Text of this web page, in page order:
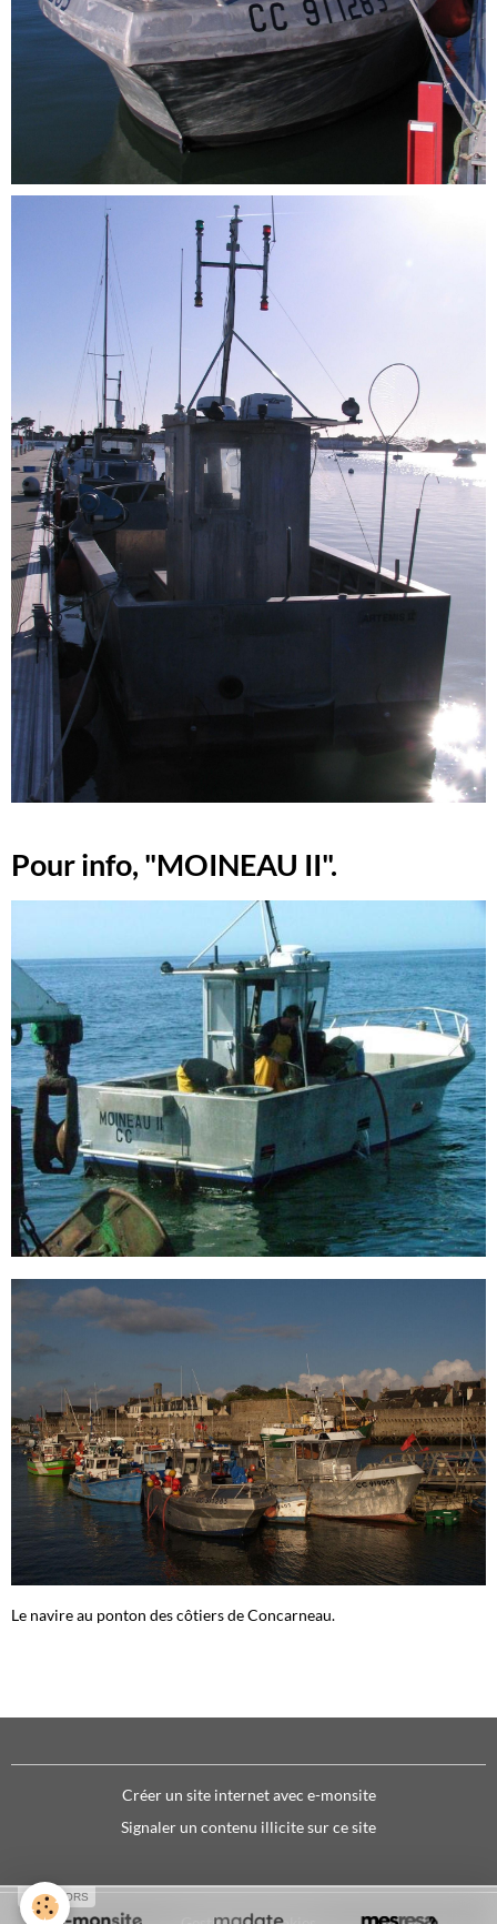
Pour info, "MOINEAU II".
Le navire au ponton des côtiers de Concarneau.
Créer un site internet avec e-monsite
Signaler un contenu illicite sur ce site
SPONSORS